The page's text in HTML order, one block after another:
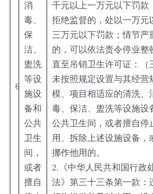
6
消
毒、
保
洁、
盥洗
等设
施设
备和
公共
卫生
间，
或者
擅自
千元以上一万元以下罚款
拒绝监督的，处以一万元
三万元以下罚款；情节严
的，可以依法责令停业整
直至吊销卫生许可证：（
未按照规定设置与其经营
模、项目相适应的清洗、
毒、保洁、盥洗等设施设
公共卫生间，或者擅自停
用、拆除上述设施设备，
挪作他用的。
2.《中华人民共和国行政
法》第三十三条第一款：